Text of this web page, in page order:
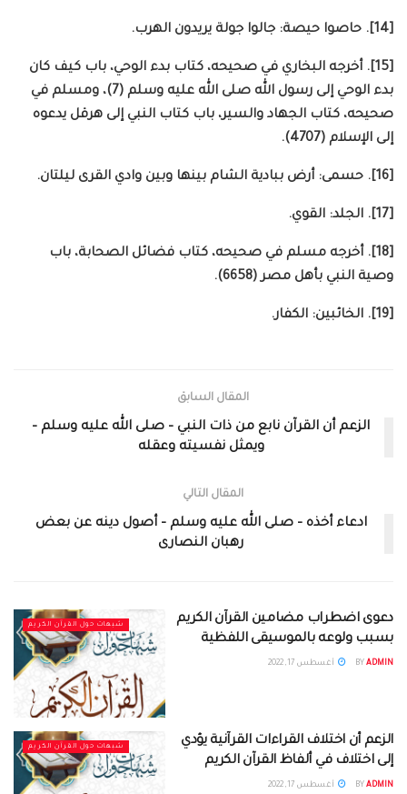
[14]. حاصوا حيصة: جالوا جولة يريدون الهرب.
[15]. أخرجه البخاري في صحيحه، كتاب بدء الوحي، باب كيف كان
بدء الوحي إلى رسول الله صلى الله عليه وسلم (7)، ومسلم في
صحيحه، كتاب الجهاد والسير، باب كتاب النبي إلى هرقل يدعوه
إلى الإسلام (4707).
[16]. حسمى: أرض ببادية الشام بينها وبين وادي القرى ليلتان.
[17]. الجلد: القوي.
[18]. أخرجه مسلم في صحيحه، كتاب فضائل الصحابة، باب
وصية النبي بأهل مصر (6658).
[19]. الخائبين: الكفار.
المقال السابق
الزعم أن القرآن نابع من ذات النبي – صلى الله عليه وسلم –
ويمثل نفسيته وعقله
المقال التالي
ادعاء أخذه – صلى الله عليه وسلم – أصول دينه عن بعض
رهبان النصارى
شبهات حول القرآن الكريم
دعوى اضطراب مضامين القرآن الكريم
بسبب ولوعه بالموسيقى اللفظية
BY ADMIN أغسطس 17, 2022
شبهات حول القرآن الكريم
الزعم أن اختلاف القراءات القرآنية يؤدي
إلى اختلاف في ألفاظ القرآن الكريم
BY ADMIN أغسطس 17, 2022